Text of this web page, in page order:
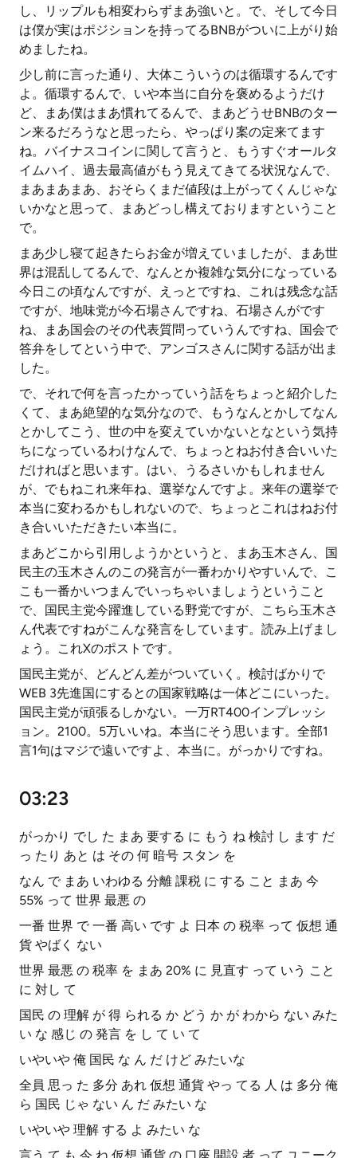
し、リップルも相変わらずまあ強いと。で、そして今日
は僕が実はポジションを持ってるBNBがついに上がり始
めましたね。
少し前に言った通り、大体こういうのは循環するんです
よ。循環するんで、いや本当に自分を褒めるようだけ
ど、まあ僕はまあ慣れてるんで、まあどうせBNBのター
ン来るだろうなと思ったら、やっぱり案の定来てます
ね。バイナスコインに関して言うと、もうすぐオールタ
イムハイ、過去最高値がもう見えてきてる状況なんで、
まあまあまあ、おそらくまだ値段は上がってくんじゃな
いかなと思って、まあどっし構えておりますということ
で。
まあ少し寝て起きたらお金が増えていましたが、まあ世
界は混乱してるんで、なんとか複雑な気分になっている
今日この頃なんですが、えっとですね、これは残念な話
ですが、地味党が今石場さんですね、石場さんがです
ね、まあ国会のその代表質問っていうんですね、国会で
答弁をしてという中で、アンゴスさんに関する話が出ま
した。
で、それで何を言ったかっていう話をちょっと紹介した
くて、まあ絶望的な気分なので、もうなんとかしてなん
とかしてこう、世の中を変えていかないとなという気持
ちになっているわけなんで、ちょっとねお付き合いいた
だければと思います。はい、うるさいかもしれません
が、でもねこれ来年ね、選挙なんですよ。来年の選挙で
本当に変わるかもしれないので、ちょっとこれはねお付
き合いいただきたい本当に。
まあどこから引用しようかというと、まあ玉木さん、国
民主の玉木さんのこの発言が一番わかりやすいんで、こ
こも一番かいつまんでいっちゃいましょうということ
で、国民主党今躍進している野党ですが、こちら玉木さ
ん代表ですねがこんな発言をしています。読み上げまし
ょう。これXのポストです。
国民主党が、どんどん差がついていく。検討ばかりで
WEB 3先進国にするとの国家戦略は一体どこにいった。
国民主党が頑張るしかない。一万RT400インプレッシ
ョン。2100。5万いいね。本当にそう思います。全部1
言1句はマジで遠いですよ、本当に。がっかりですね。
03:23
がっかり でし た まあ 要する に もう ね 検討 し ます だ
っ たり あと は その 何 暗号 スタン を
なん で まあ いわゆる 分離 課税 に する こと まあ 今
55% って 世界 最悪 の
一番 世界 で 一番 高い です よ 日本 の 税率 って 仮想 通
貨 やばく ない
世界 最悪 の 税率 を まあ 20% に 見直す って いう こと
に 対し て
国民 の 理解 が 得 られる か どう か が わから ない みた
い な 感じ の 発言 を し て い て
いやいや 俺 国民 な ん だ けど みたいな
全員 思っ た 多分 あれ 仮想 通貨 やっ てる 人 は 多分 俺
ら 国民 じゃ ない ん だ みたい な
いやいや 理解 する よ みたい な